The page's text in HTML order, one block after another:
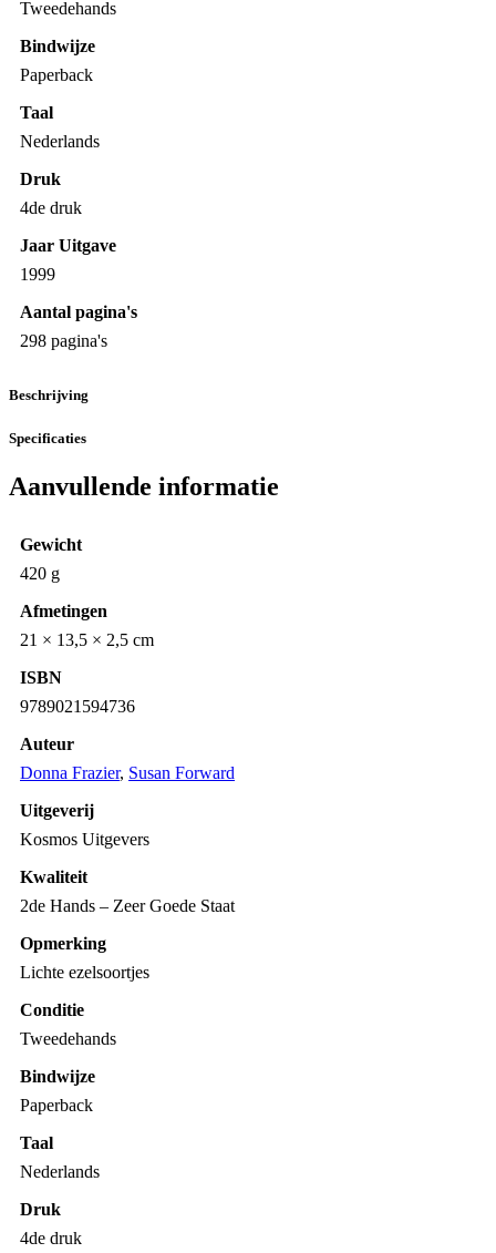
Tweedehands
Bindwijze
Paperback
Taal
Nederlands
Druk
4de druk
Jaar Uitgave
1999
Aantal pagina's
298 pagina's
Beschrijving
Specificaties
Aanvullende informatie
Gewicht
420 g
Afmetingen
21 × 13,5 × 2,5 cm
ISBN
9789021594736
Auteur
Donna Frazier, Susan Forward
Uitgeverij
Kosmos Uitgevers
Kwaliteit
2de Hands – Zeer Goede Staat
Opmerking
Lichte ezelsoortjes
Conditie
Tweedehands
Bindwijze
Paperback
Taal
Nederlands
Druk
4de druk